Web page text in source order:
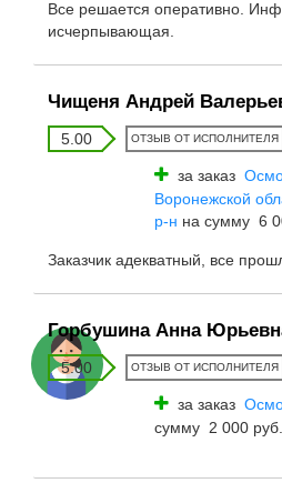
Все решается оперативно.
исчерпывающая.
Чищеня Андрей
5.00 ОТЗЫВ ОТ ИСПОЛНИТЕЛЯ
за заказ
Воронежской
р-н на сумму 6
Заказчик адекватный, все
Горбушина Анна
5.00 ОТЗЫВ ОТ ИСПОЛНИТЕЛЯ
за заказ
сумму 2 000 руб.